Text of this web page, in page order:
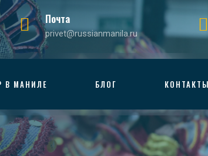
Почта
privet@russianmanila.ru
В МАНИЛЕ БЛОГ КОНТАКТЫ